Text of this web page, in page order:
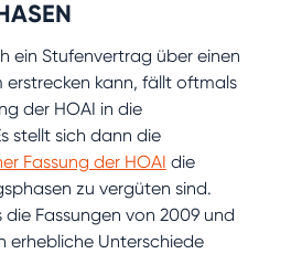
ein Stufenvertrag über einen
erstrecken kann, fällt oftmals
der HOAI in die
stellt sich dann die
Fassung der HOAI die
zu vergüten sind.
Fassungen von 2009 und
erhebliche Unterschiede